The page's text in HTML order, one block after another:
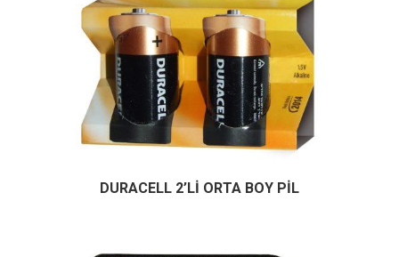
DURACELL 2’Lİ ORTA BOY PİL